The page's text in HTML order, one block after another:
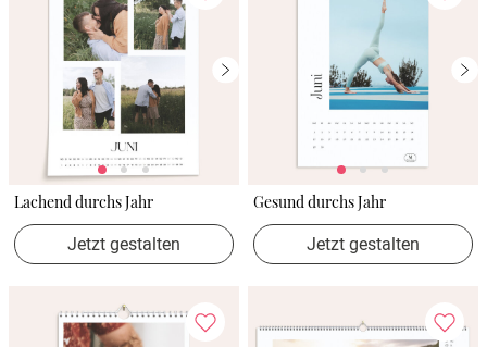
Lachend durchs Jahr
Jetzt gestalten
Gesund durchs Jahr
Jetzt gestalten